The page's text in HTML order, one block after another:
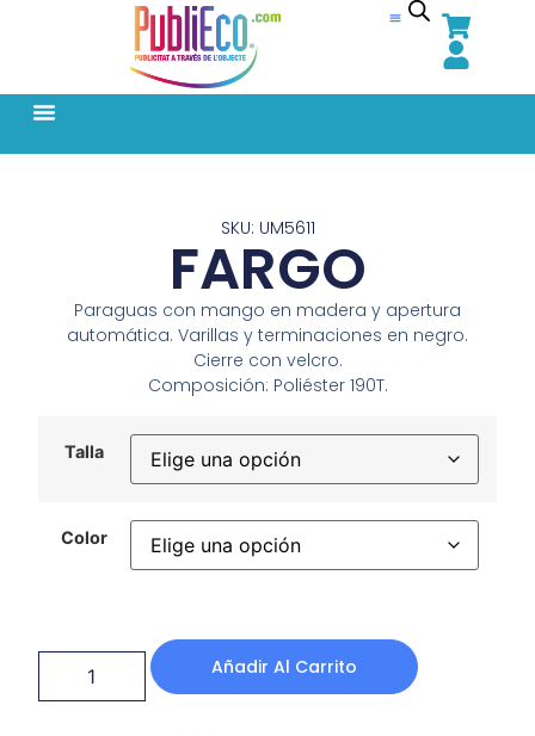
SKU: UM5611
FARGO
Paraguas con mango en madera y apertura
automática. Varillas y terminaciones en negro.
Cierre con velcro.
Composición: Poliéster 190T.
Talla
Color
Añadir Al Carrito